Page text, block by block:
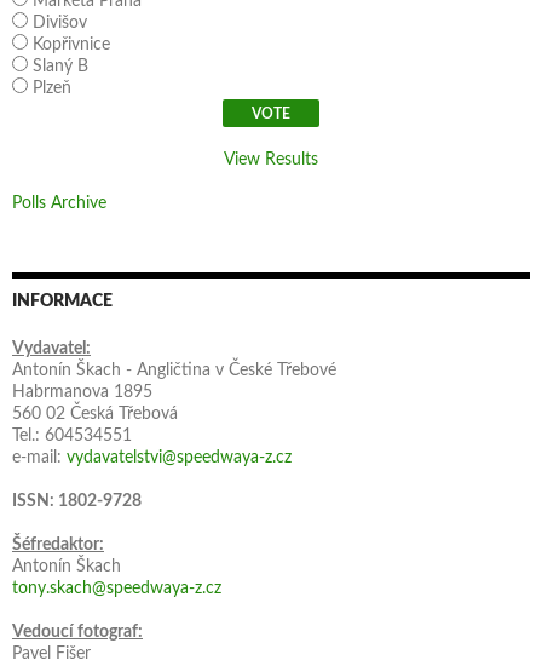
Divišov
Kopřivnice
Slaný B
Plzeň
View Results
Polls Archive
INFORMACE
Vydavatel:
Antonín Škach - Angličtina v České Třebové
Habrmanova 1895
560 02 Česká Třebová
Tel.: 604534551
e-mail: vydavatelstvi@speedwaya-z.cz
ISSN: 1802-9728
Šéfredaktor:
Antonín Škach
tony.skach@speedwaya-z.cz
Vedoucí fotograf:
Pavel Fišer